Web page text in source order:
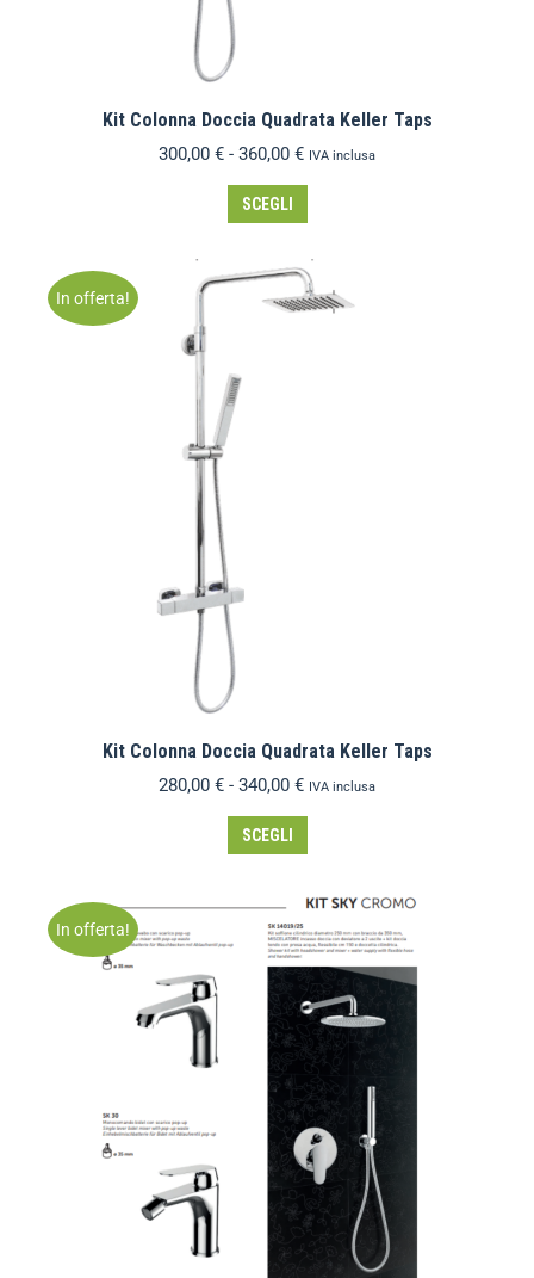
Kit Colonna Doccia Quadrata Keller Taps
300,00 € - 360,00 € IVA inclusa
SCEGLI
In offerta!
Kit Colonna Doccia Quadrata Keller Taps
280,00 € - 340,00 € IVA inclusa
SCEGLI
In offerta!